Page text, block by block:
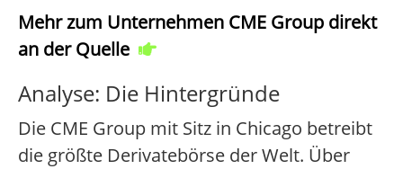
Mehr zum Unternehmen CME Group direkt
an der Quelle
Analyse: Die Hintergründe
Die CME Group mit Sitz in Chicago betreibt
die größte Derivatebörse der Welt. Über